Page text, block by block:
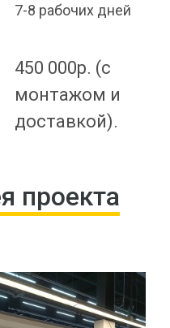
7-8 рабочих дней
450 000р. (с
монтажом и
доставкой).
проекта